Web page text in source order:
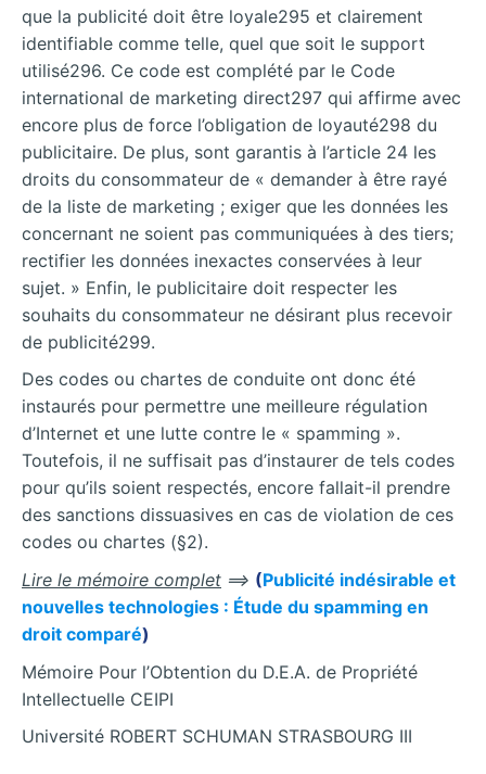
que la publicité doit être loyale295 et clairement
identifiable comme telle, quel que soit le support
utilisé296. Ce code est complété par le Code
international de marketing direct297 qui affirme avec
encore plus de force l’obligation de loyauté298 du
publicitaire. De plus, sont garantis à l’article 24 les
droits du consommateur de « demander à être rayé
de la liste de marketing ; exiger que les données les
concernant ne soient pas communiquées à des tiers;
rectifier les données inexactes conservées à leur
sujet. » Enfin, le publicitaire doit respecter les
souhaits du consommateur ne désirant plus recevoir
de publicité299.
Des codes ou chartes de conduite ont donc été
instaurés pour permettre une meilleure régulation
d’Internet et une lutte contre le « spamming ».
Toutefois, il ne suffisait pas d’instaurer de tels codes
pour qu’ils soient respectés, encore fallait-il prendre
des sanctions dissuasives en cas de violation de ces
codes ou chartes (§2).
Lire le mémoire complet ==> (Publicité indésirable et
nouvelles technologies : Étude du spamming en
droit comparé)
Mémoire Pour l’Obtention du D.E.A. de Propriété
Intellectuelle CEIPI
Université ROBERT SCHUMAN STRASBOURG III